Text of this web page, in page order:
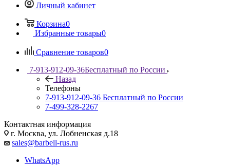
Личный кабинет
Корзина0
Избранные товары0
Сравнение товаров0
7-913-912-09-36Бесплатный по России
Назад
Телефоны
7-913-912-09-36 Бесплатный по России
7-499-328-2267
Контактная информация
г. Москва, ул. Лобненская д.18
sales@barbell-rus.ru
WhatsApp